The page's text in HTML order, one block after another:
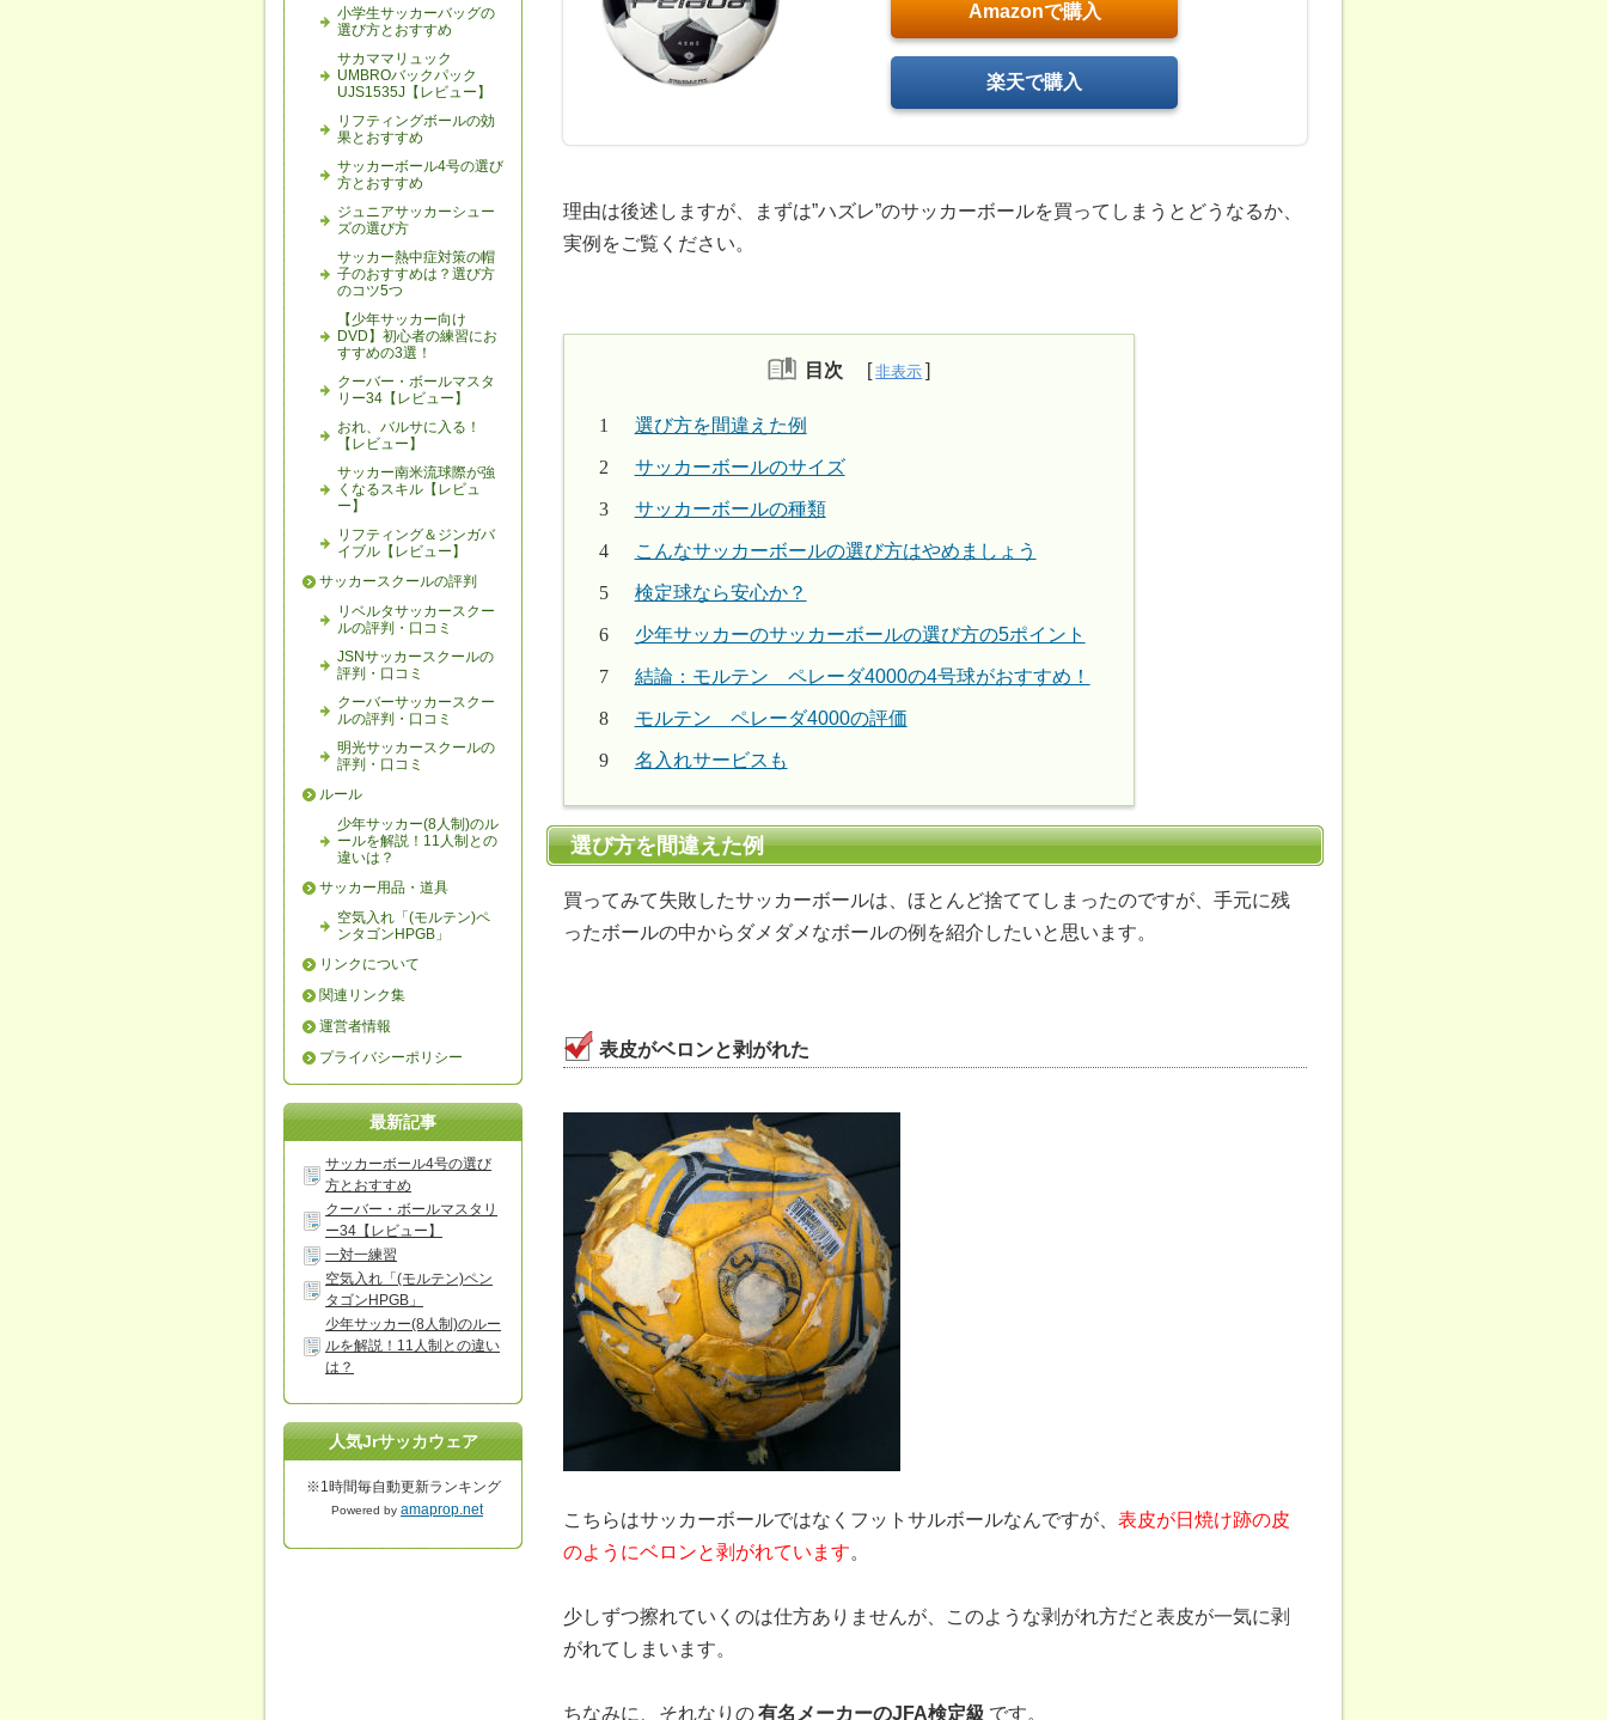
Amazonで購入
楽天で購入
理由は後述しますが、まずは”ハズレ”のサッカーボールを買ってしまうとどうなるか、
実例をご覧ください。
目次
選び方を間違えた例
サッカーボールのサイズ
サッカーボールの種類
こんなサッカーボールの選び方はやめましょう
検定球なら安心か？
少年サッカーのサッカーボールの選び方の5ポイント
結論：モルテン ペレーダ4000の4号球がおすすめ！
モルテン ペレーダ4000の評価
名入れサービスも
選び方を間違えた例
買ってみて失敗したサッカーボールは、ほとんど捨ててしまったのですが、手元に残
ったボールの中からダメダメなボールの例を紹介したいと思います。
表皮がベロンと剥がれた
こちらはサッカーボールではなくフットサルボールなんですが、 表皮が日焼け跡の皮
のようにベロンと剥がれています。
少しずつ擦れていくのは仕方ありませんが、このような剥がれ方だと表皮が一気に剥
がれてしまいます。
ちなみに、それなりの有名メーカーのJFA検定級 です。
小学生サッカーバッグの
選び方とおすすめ
サカママリュック
UMBROバックパック
UJS1535J【レビュー】
リフティングボールの効
果とおすすめ
サッカーボール4号の選び
方とおすすめ
ジュニアサッカーシュー
ズの選び方
サッカー熱中症対策の帽
子のおすすめは？選び方
のコツ5つ
【少年サッカー向け
DVD】初心者の練習にお
すすめの3選！
クーバー・ボールマスタ
リー34【レビュー】
おれ、バルサに入る！
【レビュー】
サッカー南米流球際が強
くなるスキル【レビュ
ー】
リフティング＆ジンガバ
イブル【レビュー】
サッカースクールの評判
リベルタサッカースクー
ルの評判・口コミ
JSNサッカースクールの
評判・口コミ
クーバーサッカースクー
ルの評判・口コミ
明光サッカースクールの
評判・口コミ
ルール
少年サッカー(8人制)のル
ールを解説！11人制との
違いは？
サッカー用品・道具
空気入れ「(モルテン)ペ
ンタゴンHPGB」
リンクについて
関連リンク集
運営者情報
プライバシーポリシー
最新記事
サッカーボール4号の選び
方とおすすめ
クーバー・ボールマスタリ
ー34【レビュー】
一対一練習
空気入れ「(モルテン)ペン
タゴンHPGB」
少年サッカー(8人制)のルー
ルを解説！11人制との違い
は？
人気Jrサッカウェア
※1時間毎自動更新ランキング
Powered by amaprop.net